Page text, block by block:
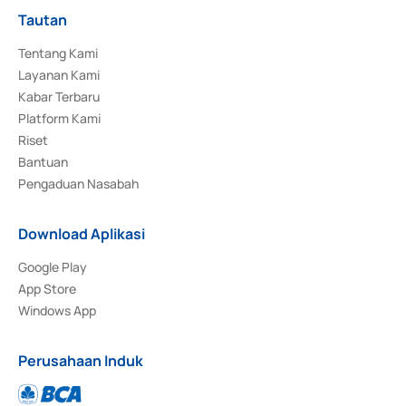
Tautan
Tentang Kami
Layanan Kami
Kabar Terbaru
Platform Kami
Riset
Bantuan
Pengaduan Nasabah
Download Aplikasi
Google Play
App Store
Windows App
Perusahaan Induk